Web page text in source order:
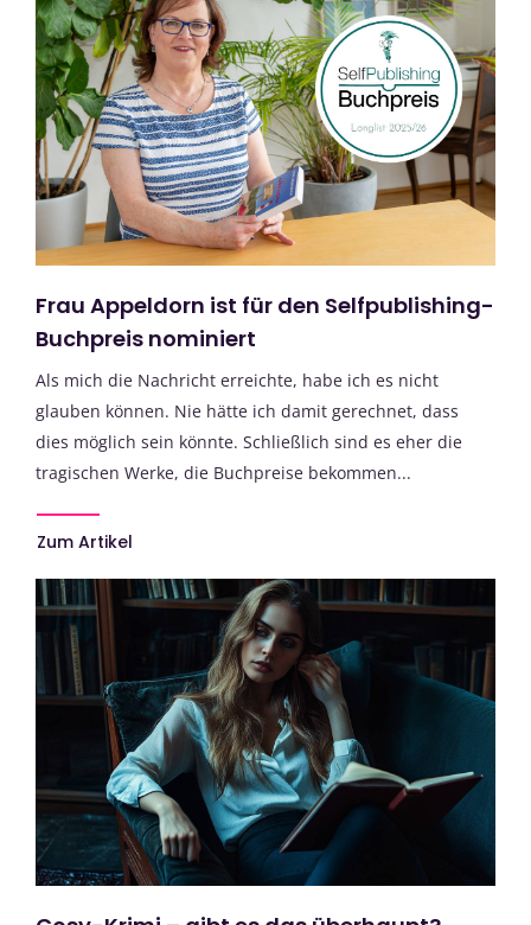
Frau Appeldorn ist für den Selfpublishing-
Buchpreis nominiert
Als mich die Nachricht erreichte, habe ich es nicht
glauben können. Nie hätte ich damit gerechnet, dass
dies möglich sein könnte. Schließlich sind es eher die
tragischen Werke, die Buchpreise bekommen...
Zum Artikel